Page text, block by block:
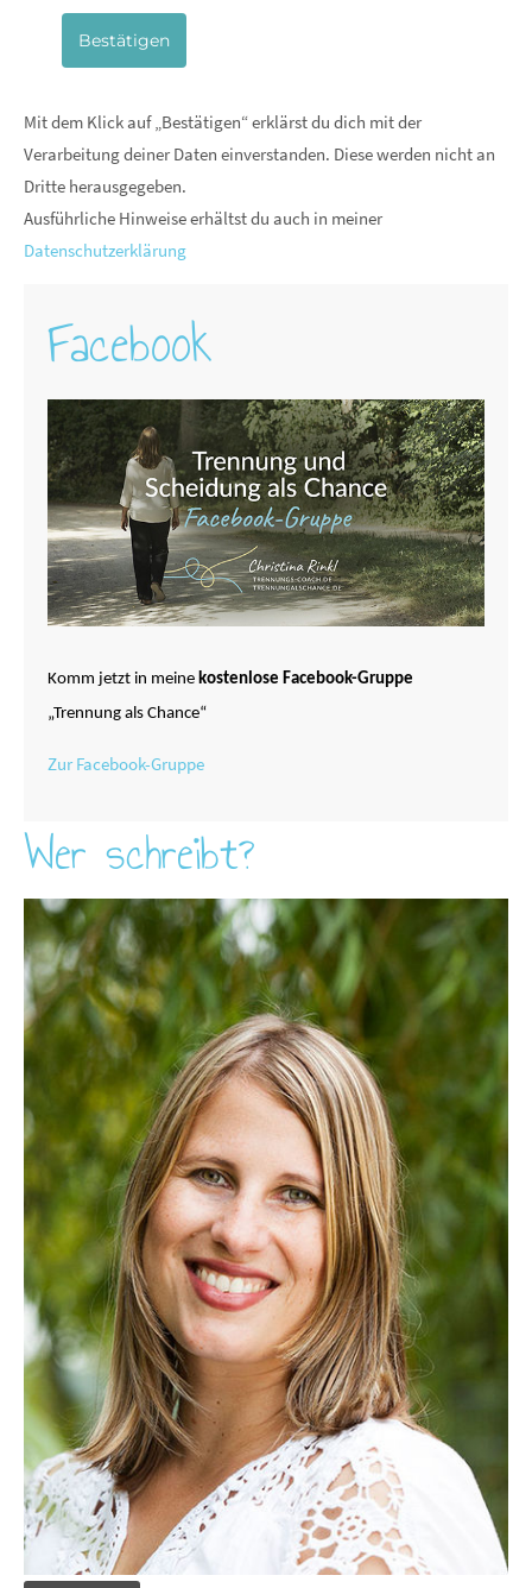
Bestätigen
Mit dem Klick auf „Bestätigen“ erklärst du dich mit der
Verarbeitung deiner Daten einverstanden. Diese werden nicht an
Dritte herausgegeben.
Ausführliche Hinweise erhältst du auch in meiner
Datenschutzerklärung
Facebook
Komm jetzt in meine kostenlose Facebook-Gruppe
„Trennung als Chance“
Zur Facebook-Gruppe
Wer schreibt?